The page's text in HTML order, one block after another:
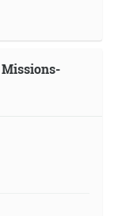
Missions-